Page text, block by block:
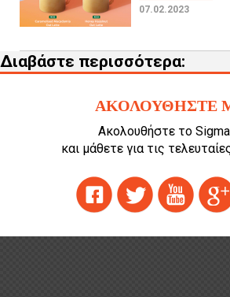
07.02.2023
Διαβάστε περισσότερα:
ΑΚΟΛΟΥΘΗΣΤΕ
Ακολουθήστε το
και μάθετε για τις